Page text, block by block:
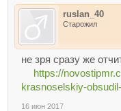
ruslan_40
Старожил
не зря сразу же
https://
krasnoselskiy-
16 июн 2017